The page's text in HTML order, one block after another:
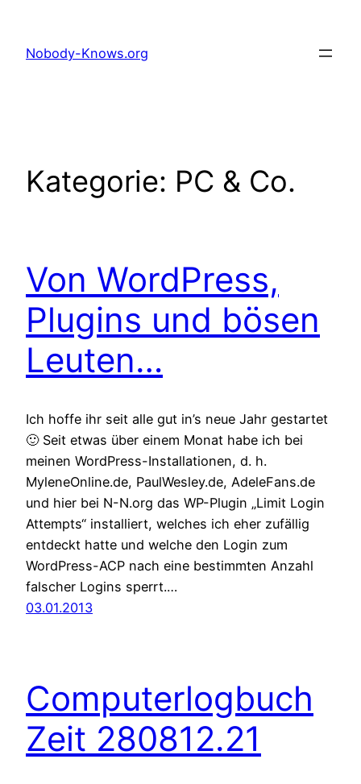
springen
Nobody-Knows.org
Kategorie: PC & Co.
Von WordPress,
Plugins und bösen
Leuten…
Ich hoffe ihr seit alle gut in’s neue Jahr gestartet
🙂 Seit etwas über einem Monat habe ich bei
meinen WordPress-Installationen, d. h.
MyleneOnline.de, PaulWesley.de, AdeleFans.de
und hier bei N-N.org das WP-Plugin „Limit Login
Attempts“ installiert, welches ich eher zufällig
entdeckt hatte und welche den Login zum
WordPress-ACP nach eine bestimmten Anzahl
falscher Logins sperrt.…
03.01.2013
Computerlogbuch
Zeit 280812.21